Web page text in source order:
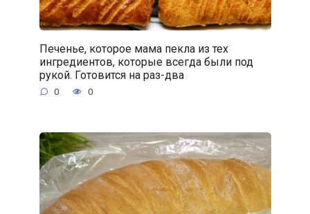
Печенье, которое мама пекла из тех
ингредиентов, которые всегда были под
рукой. Готовится на раз-два
0 0